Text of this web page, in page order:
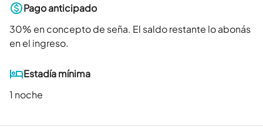
Pago anticipado
30% en concepto de seña. El saldo restante lo abonás
en el ingreso.
Estadía mínima
1 noche